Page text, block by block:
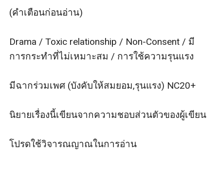
(คำเตือนก่อนอ่าน)
Drama / Toxic relationship / Non-Consent / มี
การกระทำที่ไม่เหมาะสม / การใช้ความรุนแรง
มีฉากร่วมเพศ (บังคับให้สมยอม,รุนแรง) NC20+
นิยายเรื่องนี้เขียนจากความชอบส่วนตัวของผู้เขียน
โปรดใช้วิจารณญาณในการอ่าน